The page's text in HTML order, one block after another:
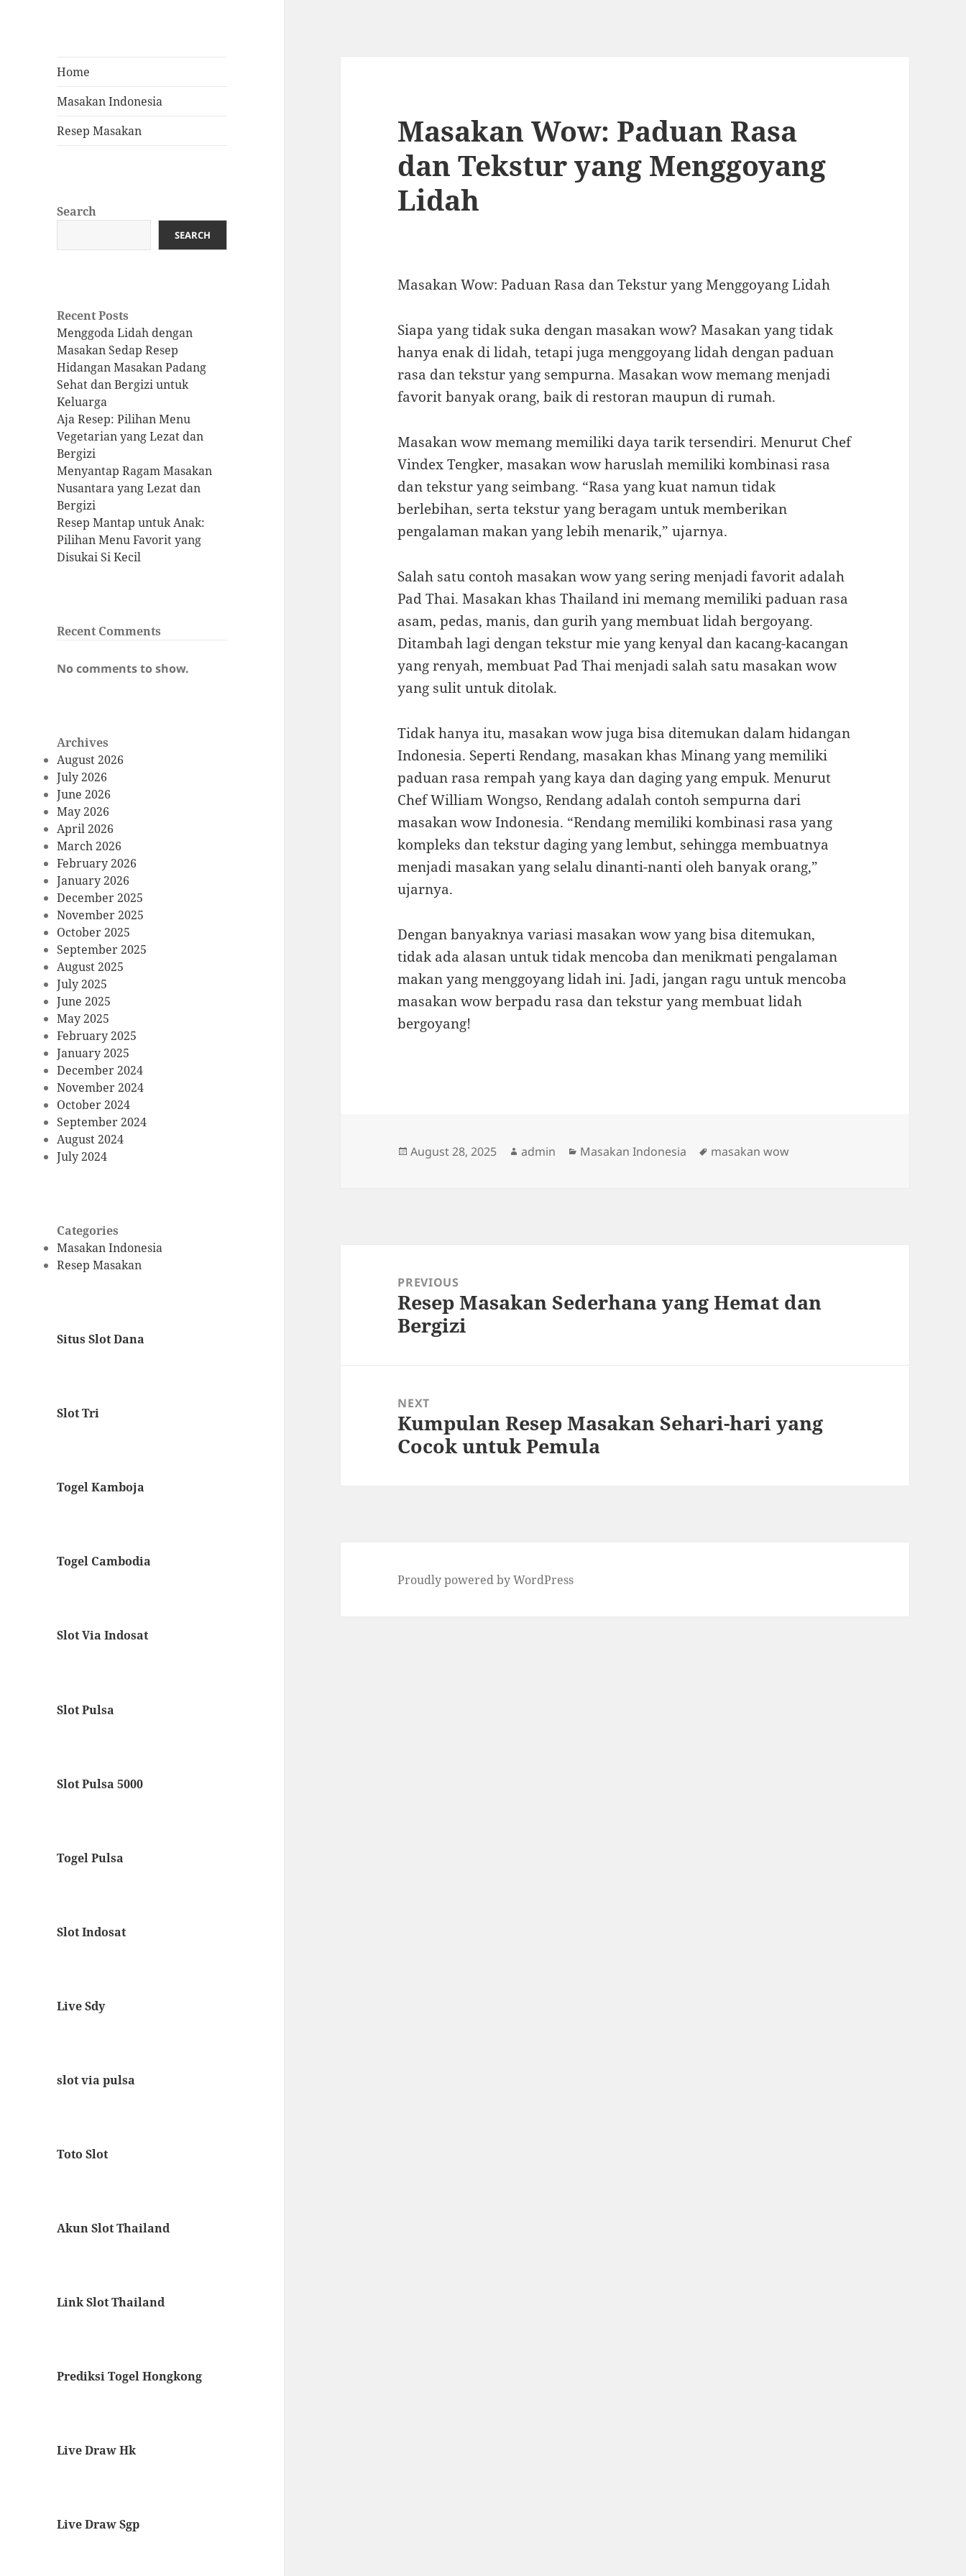
Home
Masakan Indonesia
Resep Masakan
Search
SEARCH
Recent Posts
Menggoda Lidah dengan
Masakan Sedap Resep
Hidangan Masakan Padang
Sehat dan Bergizi untuk
Keluarga
Aja Resep: Pilihan Menu
Vegetarian yang Lezat dan
Bergizi
Menyantap Ragam Masakan
Nusantara yang Lezat dan
Bergizi
Resep Mantap untuk Anak:
Pilihan Menu Favorit yang
Disukai Si Kecil
Recent Comments
No comments to show.
Archives
August 2026
July 2026
June 2026
May 2026
April 2026
March 2026
February 2026
January 2026
December 2025
November 2025
October 2025
September 2025
August 2025
July 2025
June 2025
May 2025
February 2025
January 2025
December 2024
November 2024
October 2024
September 2024
August 2024
July 2024
Categories
Masakan Indonesia
Resep Masakan
Situs Slot Dana
Slot Tri
Togel Kamboja
Togel Cambodia
Slot Via Indosat
Slot Pulsa
Slot Pulsa 5000
Togel Pulsa
Slot Indosat
Live Sdy
slot via pulsa
Toto Slot
Akun Slot Thailand
Link Slot Thailand
Prediksi Togel Hongkong
Live Draw Hk
Live Draw Sgp
Masakan Wow: Paduan Rasa
dan Tekstur yang Menggoyang
Lidah
Masakan Wow: Paduan Rasa dan Tekstur yang Menggoyang Lidah
Siapa yang tidak suka dengan masakan wow? Masakan yang tidak
hanya enak di lidah, tetapi juga menggoyang lidah dengan paduan
rasa dan tekstur yang sempurna. Masakan wow memang menjadi
favorit banyak orang, baik di restoran maupun di rumah.
Masakan wow memang memiliki daya tarik tersendiri. Menurut Chef
Vindex Tengker, masakan wow haruslah memiliki kombinasi rasa
dan tekstur yang seimbang. “Rasa yang kuat namun tidak
berlebihan, serta tekstur yang beragam untuk memberikan
pengalaman makan yang lebih menarik,” ujarnya.
Salah satu contoh masakan wow yang sering menjadi favorit adalah
Pad Thai. Masakan khas Thailand ini memang memiliki paduan rasa
asam, pedas, manis, dan gurih yang membuat lidah bergoyang.
Ditambah lagi dengan tekstur mie yang kenyal dan kacang-kacangan
yang renyah, membuat Pad Thai menjadi salah satu masakan wow
yang sulit untuk ditolak.
Tidak hanya itu, masakan wow juga bisa ditemukan dalam hidangan
Indonesia. Seperti Rendang, masakan khas Minang yang memiliki
paduan rasa rempah yang kaya dan daging yang empuk. Menurut
Chef William Wongso, Rendang adalah contoh sempurna dari
masakan wow Indonesia. “Rendang memiliki kombinasi rasa yang
kompleks dan tekstur daging yang lembut, sehingga membuatnya
menjadi masakan yang selalu dinanti-nanti oleh banyak orang,”
ujarnya.
Dengan banyaknya variasi masakan wow yang bisa ditemukan,
tidak ada alasan untuk tidak mencoba dan menikmati pengalaman
makan yang menggoyang lidah ini. Jadi, jangan ragu untuk mencoba
masakan wow berpadu rasa dan tekstur yang membuat lidah
bergoyang!
Posted
August 28, 2025 Author
admin Categories
Masakan Indonesia Tags
masakan wow
navigationPREVIOUS
Previous
post:
Resep Masakan Sederhana yang Hemat dan
Bergizi
NEXT
Next
post:
Kumpulan Resep Masakan Sehari-hari yang
Cocok untuk Pemula
Proudly powered by WordPress